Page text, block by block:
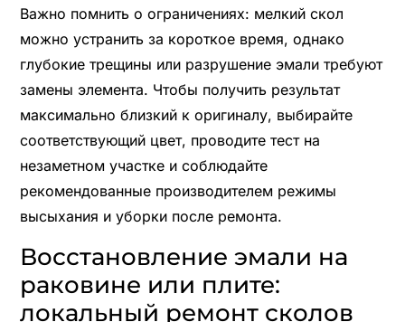
Важно помнить о ограничениях: мелкий скол
можно устранить за короткое время, однако
глубокие трещины или разрушение эмали требуют
замены элемента. Чтобы получить результат
максимально близкий к оригиналу, выбирайте
соответствующий цвет, проводите тест на
незаметном участке и соблюдайте
рекомендованные производителем режимы
высыхания и уборки после ремонта.
Восстановление эмали на
раковине или плите:
локальный ремонт сколов